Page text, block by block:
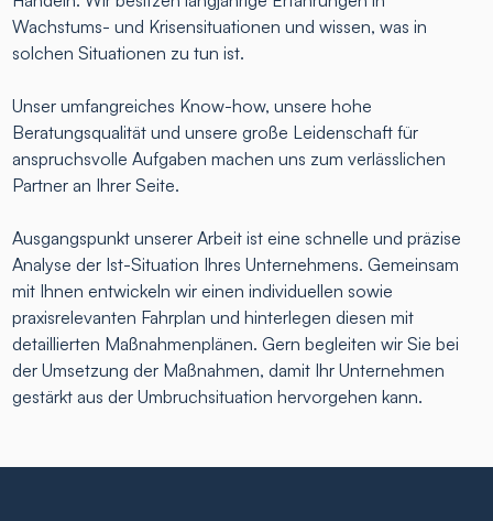
Wachstums- und Krisensituationen und wissen, was in
solchen Situationen zu tun ist.
Unser umfangreiches Know-how, unsere hohe
Beratungsqualität und unsere große Leidenschaft für
anspruchsvolle Aufgaben machen uns zum verlässlichen
Partner an Ihrer Seite.
Ausgangspunkt unserer Arbeit ist eine schnelle und präzise
Analyse der Ist-Situation Ihres Unternehmens. Gemeinsam
mit Ihnen entwickeln wir einen individuellen sowie
praxisrelevanten Fahrplan und hinterlegen diesen mit
detaillierten Maßnahmenplänen. Gern begleiten wir Sie bei
der Umsetzung der Maßnahmen, damit Ihr Unternehmen
gestärkt aus der Umbruchsituation hervorgehen kann.